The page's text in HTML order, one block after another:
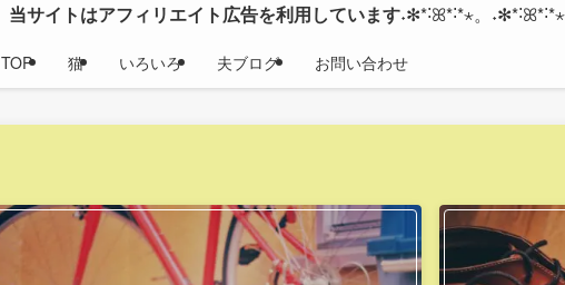
TOP 猫 いろいろ 夫ブログ お問い合わせ
当サイトはアフィリエイト広告を利用しています˖✻*˸ꕤ*˸*⋆。